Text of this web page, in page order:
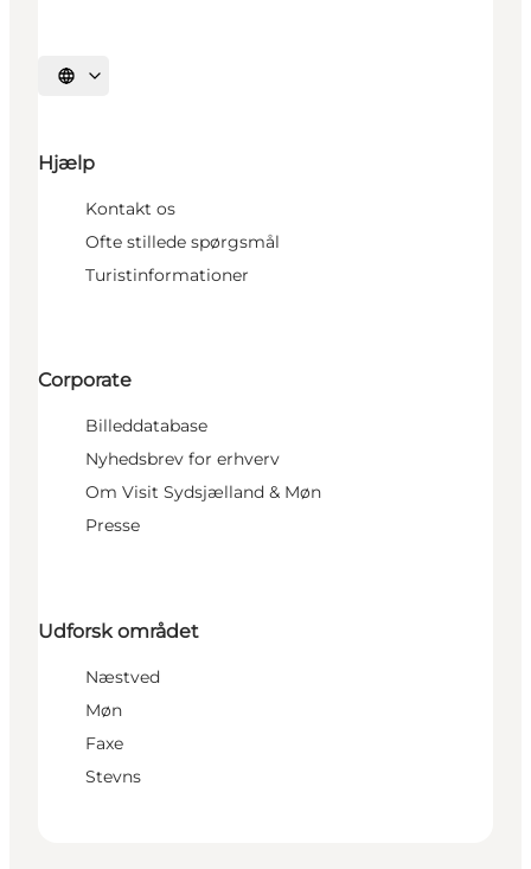
Vælg sprog
Hjælp
Kontakt os
Ofte stillede spørgsmål
Turistinformationer
Corporate
Billeddatabase
Nyhedsbrev for erhverv
Om Visit Sydsjælland & Møn
Presse
Udforsk området
Næstved
Møn
Faxe
Stevns